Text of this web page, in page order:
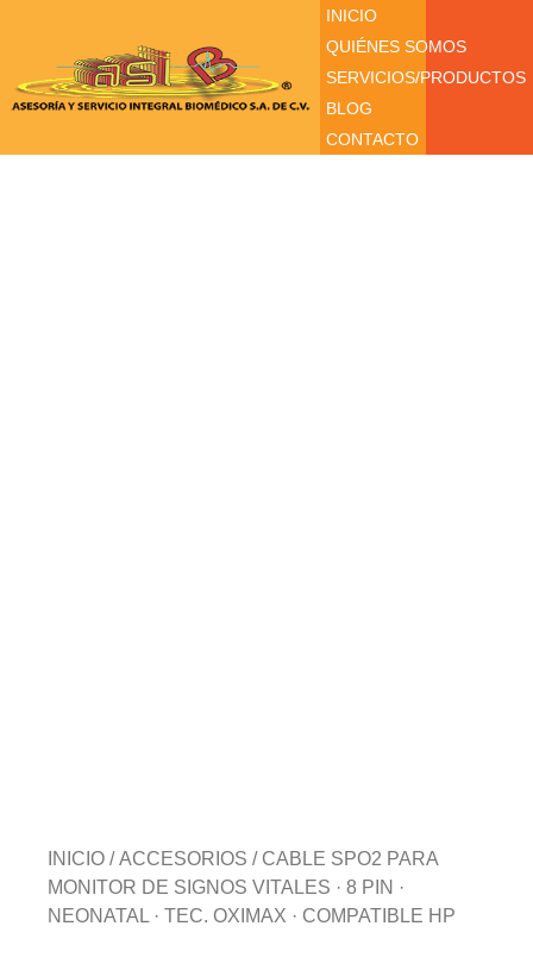
INICIO
QUIÉNES SOMOS
SERVICIOS/PRODUCTOS
BLOG
CONTACTO
INICIO /ACCESORIOS / CABLE SPO2 PARA
MONITOR DE SIGNOS VITALES · 8 PIN ·
NEONATAL · TEC. OXIMAX · COMPATIBLE HP